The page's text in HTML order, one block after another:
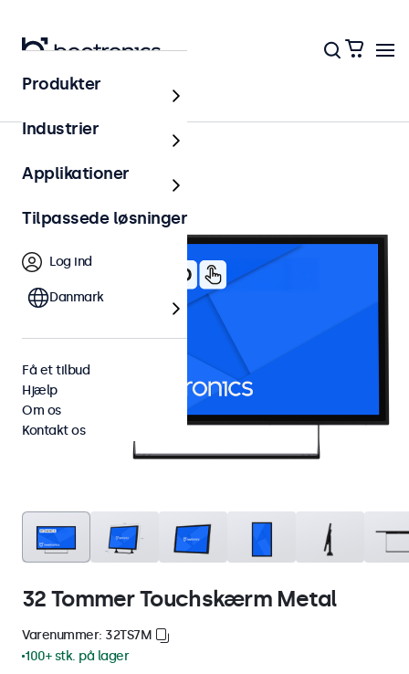
32 Tommer Touchskærm Metal
Varenummer: 32TS7M
100+ stk. på lager
Produkter
Industrier
Applikationer
Tilpassede løsninger
Log ind
Danmark
Få et tilbud
Hjælp
Om os
Kontakt os